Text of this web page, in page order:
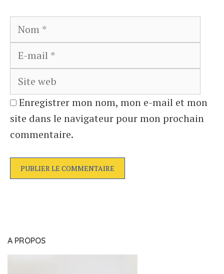
Nom
Enregistrer mon nom, mon e-mail et mon
site dans le navigateur pour mon prochain
commentaire.
A PROPOS